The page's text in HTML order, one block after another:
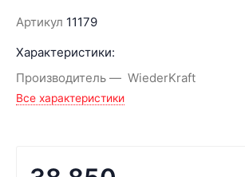
Артикул 11179
Характеристики:
Производитель
WiederKraft
Все характеристики